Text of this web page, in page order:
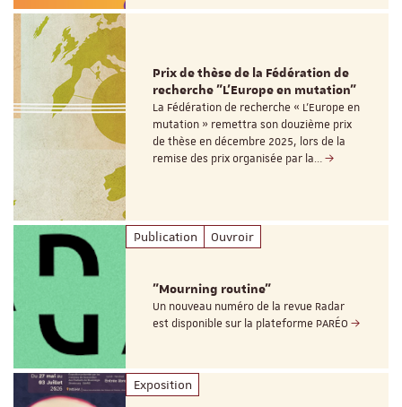
Prix de thèse de la Fédération de
recherche "L’Europe en mutation"
La Fédération de recherche « L’Europe en
mutation » remettra son douzième prix
de thèse en décembre 2025, lors de la
remise des prix organisée par la…
Publication Ouvroir
"Mourning routine"
Un nouveau numéro de la revue Radar
est disponible sur la plateforme PARÉO
Exposition